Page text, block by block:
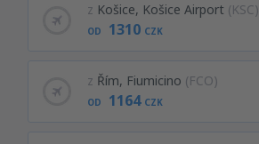
z Košice, Košice Airport (KSC)
OD 1310 CZK
z Řím, Fiumicino (FCO)
OD 1164 CZK